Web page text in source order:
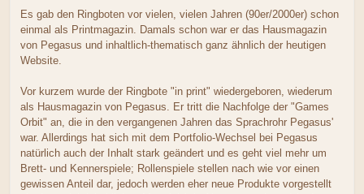
Es gab den Ringboten vor vielen, vielen Jahren (90er/2000er) schon
einmal als Printmagazin. Damals schon war er das Hausmagazin
von Pegasus und inhaltlich-thematisch ganz ähnlich der heutigen
Website.
Vor kurzem wurde der Ringbote "in print" wiedergeboren, wiederum
als Hausmagazin von Pegasus. Er tritt die Nachfolge der "Games
Orbit" an, die in den vergangenen Jahren das Sprachrohr Pegasus'
war. Allerdings hat sich mit dem Portfolio-Wechsel bei Pegasus
natürlich auch der Inhalt stark geändert und es geht viel mehr um
Brett- und Kennerspiele; Rollenspiele stellen nach wie vor einen
gewissen Anteil dar, jedoch werden eher neue Produkte vorgestellt